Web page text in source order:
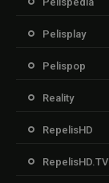
Pelisplay
Pelispop
Reality
RepelisHD
RepelisHD.TV